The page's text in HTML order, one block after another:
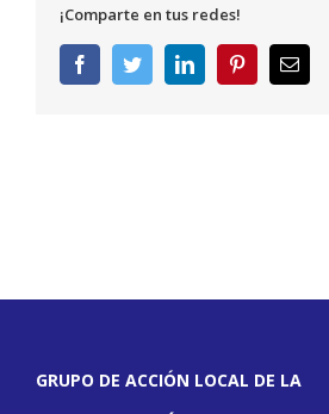
¡Comparte en tus redes!
FacebookTwitterLinkedInPinterest
GRUPO DE ACCIÓN LOCAL DE LA